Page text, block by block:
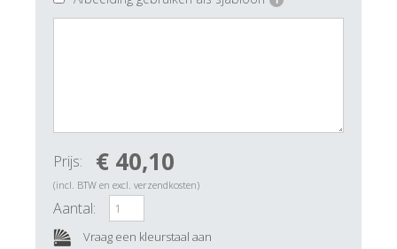
Prijs: € 40,10
(incl. BTW en excl. verzendkosten)
Aantal:
Vraag een kleurstaal aan